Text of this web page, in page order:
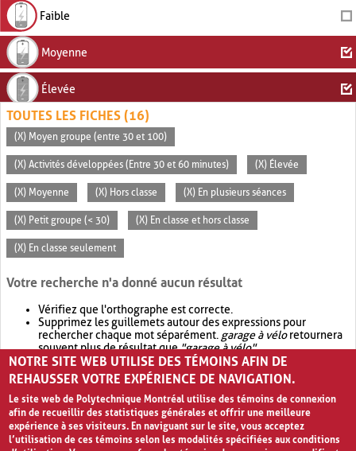
Faible
Moyenne
Élevée
TOUTES LES FICHES (16)
(X) Moyen groupe (entre 30 et 100)
(X) Activités développées (Entre 30 et 60 minutes) (X) Élevée
(X) Moyenne (X) Hors classe (X) En plusieurs séances
(X) Petit groupe (< 30) (X) En classe et hors classe
(X) En classe seulement
Votre recherche n'a donné aucun résultat
Vérifiez que l'orthographe est correcte.
Supprimez les guillemets autour des expressions pour
rechercher chaque mot séparément. garage à véloretournera
souvent plus de résultat que"garage à vélo".
Envisagez d'élargir votre recherche avec OR.garage OR vélo
retournera souvent plus de résultat quegarage à vélo
NOTRE SITE WEB UTILISE DES TÉMOINS AFIN DE
REHAUSSER VOTRE EXPÉRIENCE DE NAVIGATION.
Le site web de Polytechnique Montréal utilise des témoins de connexion
afin de recueillir des statistiques générales et offrir une meilleure
expérience à ses visiteurs. En naviguant sur le site, vous acceptez
l’utilisation de ces témoins selon les modalités spécifiées aux conditions